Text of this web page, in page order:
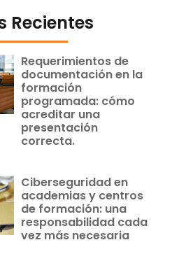
Recientes
Requerimientos de
documentación en la
formación
programada: cómo
acreditar una
presentación
correcta.
Ciberseguridad en
academias y centros
de formación: una
responsabilidad cada
vez más necesaria